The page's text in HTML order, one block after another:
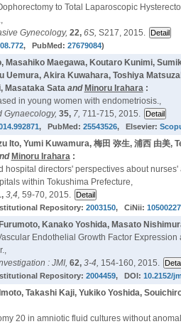
to Total Laparoscopic
Gynecology, 22, 6S, S217, 2015.
, PubMed: 27679084)
Masahiko Maegawa, Koutaro Kunimi,
Uemura, Akira Kuwahara, Toshiya
Masataka Sataand Minoru Irahara:
in young women with endometriosis.,
Gynaecology, 35, 7, 711-715, 2015.
, PubMed: 25543526, Elsevier:
Ito, Yumi Kuwamura, 梅田 弥生, 浦西 由美,
Minoru Irahara:
hospital directors' perspectives about
within Tokushima Prefecture,
3,4, 59-70, 2015.
Repository: 2003150, CiNii:
Kanako Yoshida, Masato
Endothelial Growth Factor
: JMI, 62, 3-4, 154-160, 2015.
Repository: 2004459, DOI: 10.2152/
Takashi Kaji, Yukiko Yoshida,
20 in amniotic fluid cultures without